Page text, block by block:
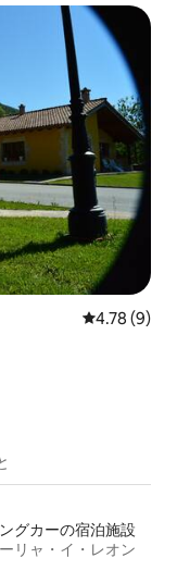
レビュー9
4.78 (9)
グカーの宿泊施設
リャ・イ・レオン